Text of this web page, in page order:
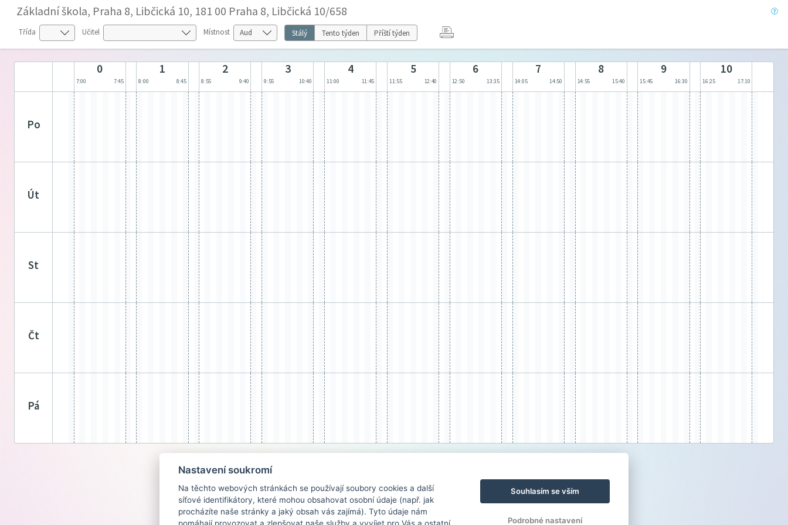
Základní škola, Praha 8, Libčická 10, 181 00 Praha 8, Libčická 10/658
Třída Učitel Místnost Stálý Tento týden Příští týden
0
7:00 7:45
1
8:00 8:45
2
8:55 9:40
3
9:55 10:40
4
11:00 11:45
5
11:55 12:40
6
12:50 13:35
7
14:05 14:50
8
14:55 15:40
9
15:45 16:30
10
16:25 17:10
po
út
st
čt
pá
Nastavení soukromí
Na těchto webových stránkách se používají soubory cookies a další
síťové identifikátory, které mohou obsahovat osobní údaje (např. jak
procházíte naše stránky a jaký obsah vás zajímá). Tyto údaje nám
Souhlasím se vším
Podrobné nastavení